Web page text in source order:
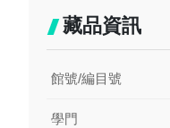
藏品資訊
館號/編目號
學門